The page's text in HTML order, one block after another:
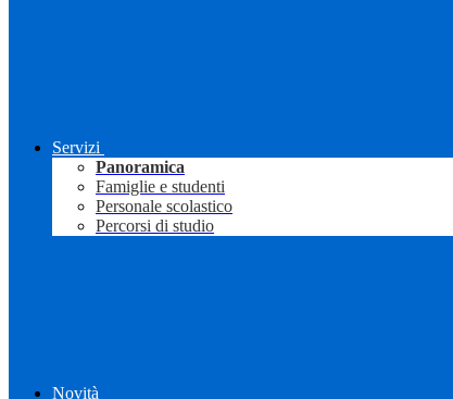
Servizi
Panoramica
Famiglie e studenti
Personale scolastico
Percorsi di studio
Novità